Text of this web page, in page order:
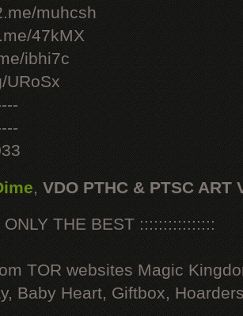
muhcsh
47kMX
ibhi7c
URoSx
, VDO PTHC & PTSC ART
THE BEST ::::::::::::::::
TOR websites Magic
Baby Heart, Giftbox,